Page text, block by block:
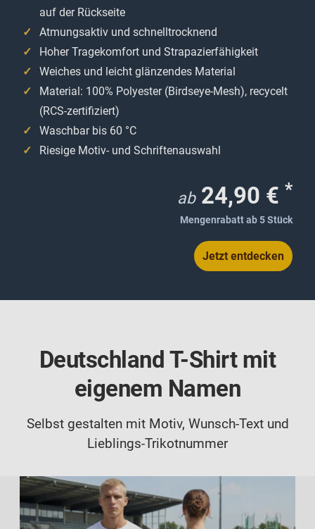
auf der Rückseite
Atmungsaktiv und schnelltrocknend
Hoher Tragekomfort und Strapazierfähigkeit
Weiches und leicht glänzendes Material
Material: 100% Polyester (Birdseye-Mesh), recycelt
(RCS-zertifiziert)
Waschbar bis 60 °C
Riesige Motiv- und Schriftenauswahl
ab 24,90 € *
Mengenrabatt ab 5 Stück
Jetzt entdecken
Deutschland T-Shirt mit
eigenem Namen
Selbst gestalten mit Motiv, Wunsch-Text und
Lieblings-Trikotnummer